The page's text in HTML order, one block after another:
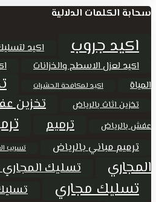
سحابة الكلمات الدلالية
اكيد جروب اكيد
اكيد لعزل الاسطح والخزانات
المياة
اكيد لمكافحة الحشرات
تخزين اثاث بالرياض تخزين
عفش بالرياض
ترميم
ترميم مباني بالرياض تسريب
المجاري
تسليك المجاري
تسليك مجاري